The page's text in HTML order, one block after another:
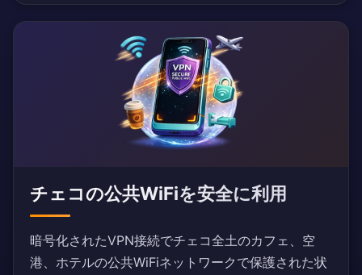
チェコの公共WiFiを安全に利用
暗号化されたVPN接続でチェコ全土のカフェ、空
港、ホテルの公共WiFiネットワークで保護された状